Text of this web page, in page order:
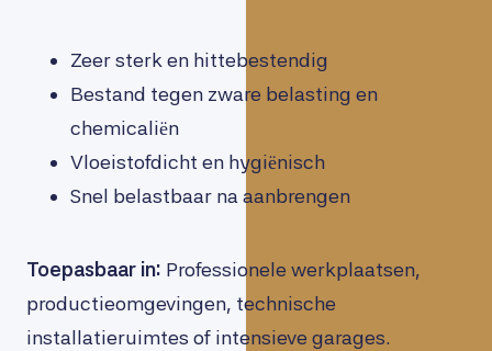
Zeer sterk en hittebestendig
Bestand tegen zware belasting en
chemicaliën
Vloeistofdicht en hygiënisch
Snel belastbaar na aanbrengen
Toepasbaar in: Professionele werkplaatsen,
productieomgevingen, technische
installatieruimtes of intensieve garages.